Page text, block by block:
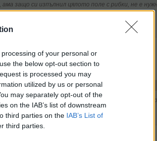
of your personal or
the below opt-out section to
is processed you may
utilized by us or personal
may separately opt-out of the
on the IAB’s list of downstream
third parties on the IAB’s List of
third parties.
защо си изпълнил цялото поле с рибки, не е
в ляво, остават ми само 24.
повече точки
необходимо да свържеш само всички външни